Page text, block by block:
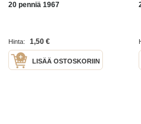
20 penniä 1967
Hinta: 1,50 €
LISÄÄ OSTOSKORIIN